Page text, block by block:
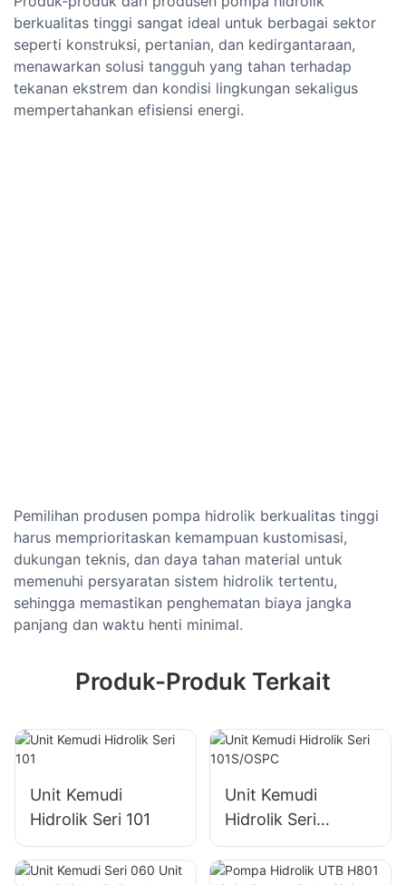
berkualitas tinggi sangat ideal untuk berbagai sektor
seperti konstruksi, pertanian, dan kedirgantaraan,
menawarkan solusi tangguh yang tahan terhadap
tekanan ekstrem dan kondisi lingkungan sekaligus
mempertahankan efisiensi energi.
Pemilihan produsen pompa hidrolik berkualitas tinggi
harus memprioritaskan kemampuan kustomisasi,
dukungan teknis, dan daya tahan material untuk
memenuhi persyaratan sistem hidrolik tertentu,
sehingga memastikan penghematan biaya jangka
panjang dan waktu henti minimal.
Produk-Produk Terkait
Unit Kemudi
Hidrolik Seri 101
Unit Kemudi
Hidrolik Seri
101S/OSPC